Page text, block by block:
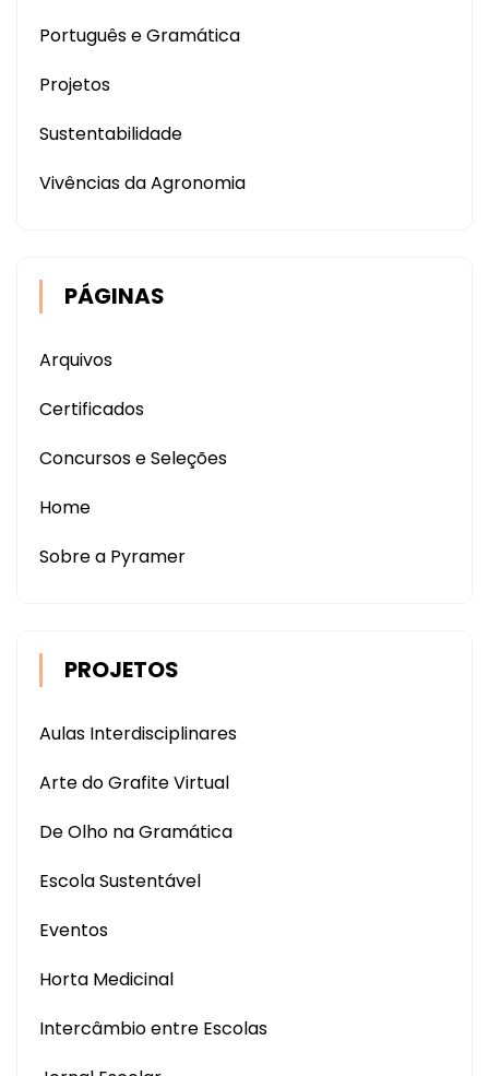
Português e Gramática
Projetos
Sustentabilidade
Vivências da Agronomia
PÁGINAS
Arquivos
Certificados
Concursos e Seleções
Home
Sobre a Pyramer
PROJETOS
Aulas Interdisciplinares
Arte do Grafite Virtual
De Olho na Gramática
Escola Sustentável
Eventos
Horta Medicinal
Intercâmbio entre Escolas